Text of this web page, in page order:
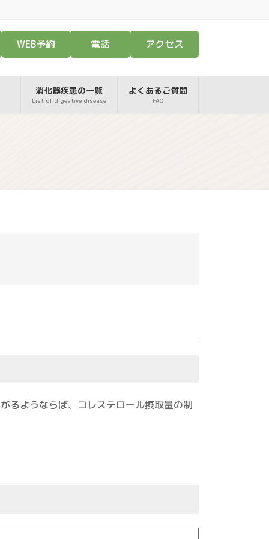
WEB予約 電話 アクセス
消化器疾患の一覧
List of digestive disease
よくあるご質問
FAQ
るようならば、コレステロール摂取量の制